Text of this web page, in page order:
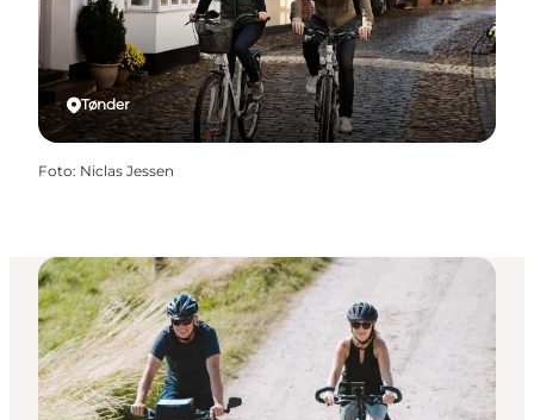
Tønder
Foto: Niclas Jessen